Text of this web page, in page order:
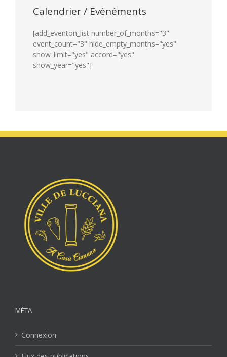
Calendrier / Evénéments
[add_eventon_list number_of_months="3"
event_count="3" hide_empty_months="yes"
show_limit="yes" accord="yes"
show_year="yes"]
MÉTA
Connexion